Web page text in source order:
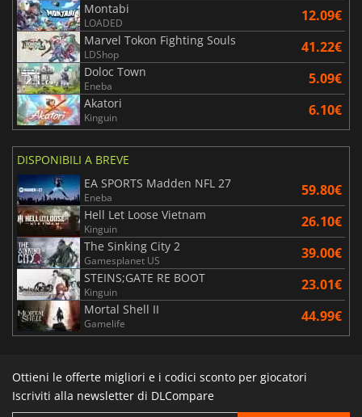
Montabi
LOADED 12.09€
Marvel Tokon Fighting Souls
LDShop 41.22€
Doloc Town
Eneba 5.09€
Akatori
Kinguin 6.10€
DISPONIBILI A BREVE
EA SPORTS Madden NFL 27
Eneba 59.80€
Hell Let Loose Vietnam
Kinguin 26.10€
The Sinking City 2
Gamesplanet US 39.00€
STEINS;GATE RE BOOT
Kinguin 23.01€
Mortal Shell II
Gamelife 44.99€
Ottieni le offerte migliori e i codici sconto per giocatori
Iscriviti alla newsletter di DLCompare